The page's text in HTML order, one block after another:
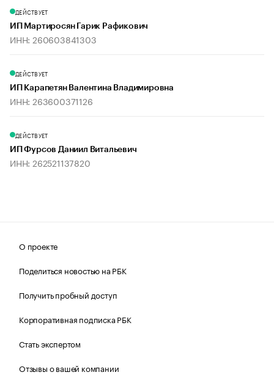
ДЕЙСТВУЕТ
ИП Мартиросян Гарик Рафикович
ИНН: 260603841303
ДЕЙСТВУЕТ
ИП Карапетян Валентина Владимировна
ИНН: 263600371126
ДЕЙСТВУЕТ
ИП Фурсов Даниил Витальевич
ИНН: 262521137820
О проекте
Поделиться новостью на РБК
Получить пробный доступ
Корпоративная подписка РБК
Стать экспертом
Отзывы о вашей компании